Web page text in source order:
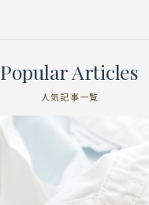
Popular Articles
人気記事一覧